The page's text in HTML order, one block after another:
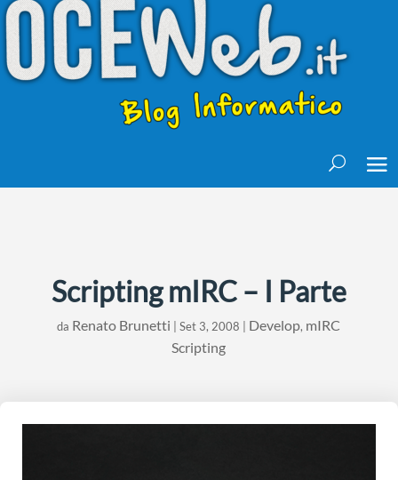
Scripting mIRC – I Parte
da Renato Brunetti |Set 3, 2008 Develop, mIRC
Scripting